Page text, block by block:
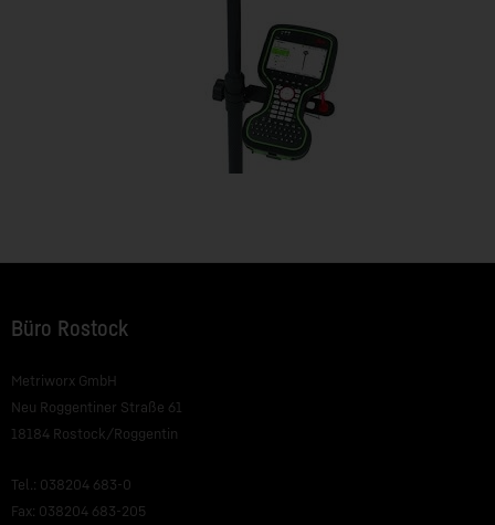
Büro Rostock
Metriworx GmbH
Neu Roggentiner Straße 61
18184 Rostock/Roggentin
Tel.: 038204 683-0
Fax: 038204 683-205